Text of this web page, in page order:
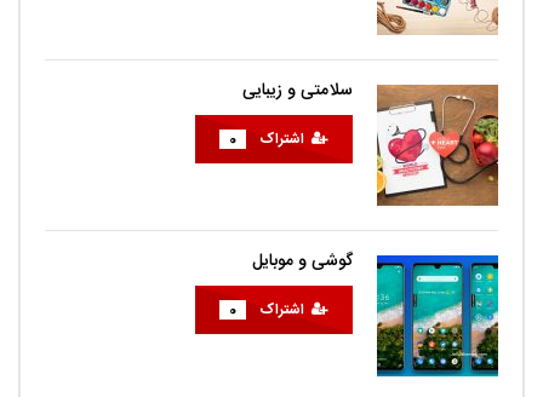
سلامتی و زیبایی
اشتراک 0
گوشی و موبایل
اشتراک 0